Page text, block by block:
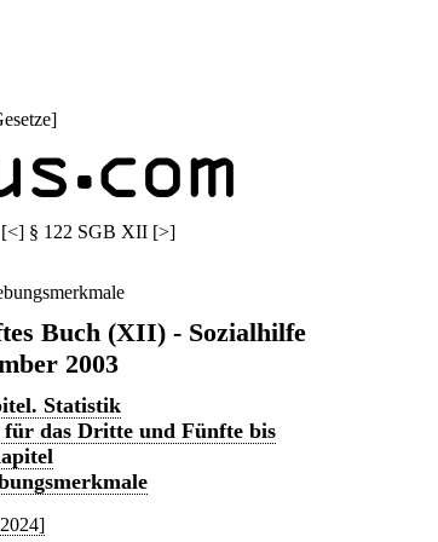
]
[<] § 122 SGB XII [>]
Buch (XII) - Sozialhilfe
2003
Statistik
das Dritte und Fünfte bis